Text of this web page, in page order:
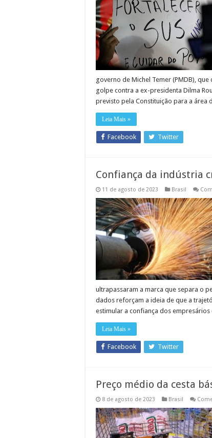
governo de Michel Temer (PMDB),
golpe contra a ex-presidenta Dilma
previsto pela Constituição para a área
Leia Mais »
Facebook Twitter
Confiança da indústria
11 de agosto de 2023 Brasil
ultrapassaram a marca que separa o
dados reforçam a ideia de que a
estimular a confiança dos
Leia Mais »
Facebook Twitter
Preço médio da cesta
8 de agosto de 2023 Brasil